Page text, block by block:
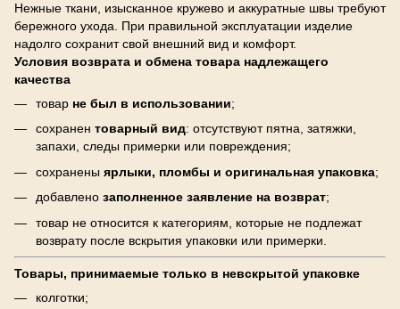
Нежные ткани, изысканное кружево и аккуратные швы требуют
бережного ухода. При правильной эксплуатации изделие
надолго сохранит свой внешний вид и комфорт.
Условия возврата и обмена товара надлежащего
качества
товар не был в использовании;
сохранен товарный вид: отсутствуют пятна, затяжки,
запахи, следы примерки или повреждения;
сохранены ярлыки, пломбы и оригинальная упаковка;
добавлено заполненное заявление на возврат;
товар не относится к категориям, которые не подлежат
возврату после вскрытия упаковки или примерки.
Товары, принимаемые только в невскрытой упаковке
колготки;